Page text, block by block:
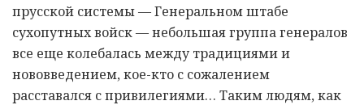
прусской системы — Генеральном штабе
сухопутных войск — небольшая группа генералов
все еще колебалась между традициями и
нововведением, кое-кто с сожалением
расставался с привилегиями… Таким людям, как